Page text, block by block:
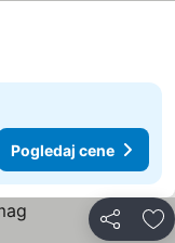
Pogledaj cene
Deli